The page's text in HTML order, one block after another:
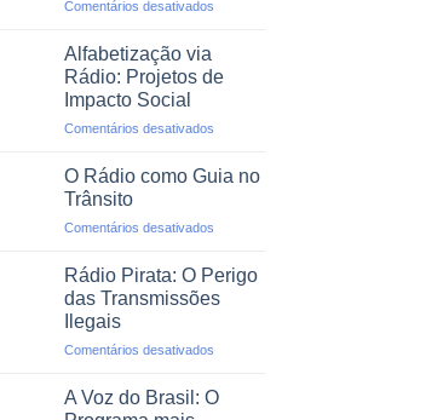
Comentários desativados
O
Clique
Alfabetização via
Rádio: Projetos de
Impacto Social
Comentários desativados
via
Social
O Rádio como Guia no
Trânsito
Comentários desativados
Rádio
como
Guia
Rádio Pirata: O Perigo
das Transmissões
Ilegais
Comentários desativados
Pirata:
A Voz do Brasil: O